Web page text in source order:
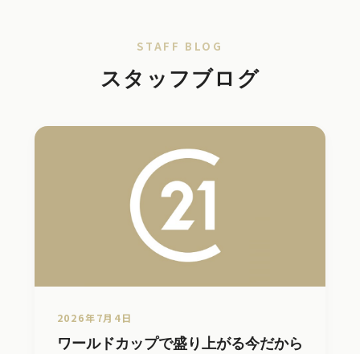
STAFF BLOG
スタッフブログ
2026年7月4日
ワールドカップで盛り上がる今だから